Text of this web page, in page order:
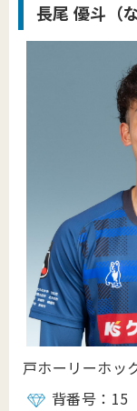
長尾 優斗
戸ホーリーホッ
背番号：15